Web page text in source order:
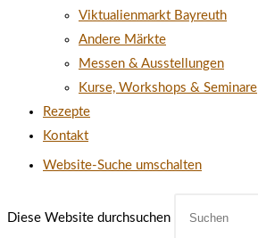
Viktualienmarkt Bayreuth
Andere Märkte
Messen & Ausstellungen
Kurse, Workshops & Seminare
Rezepte
Kontakt
Website-Suche umschalten
Diese Website durchsuchen